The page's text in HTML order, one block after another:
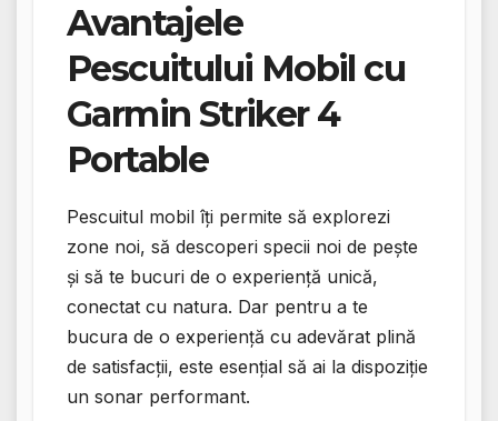
Avantajele
Pescuitului Mobil cu
Garmin Striker 4
Portable
Pescuitul mobil îți permite să explorezi
zone noi, să descoperi specii noi de pește
și să te bucuri de o experiență unică,
conectat cu natura. Dar pentru a te
bucura de o experiență cu adevărat plină
de satisfacții, este esențial să ai la dispoziție
un sonar performant.